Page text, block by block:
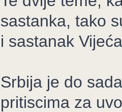
sastanka, tako
i sastanak
Srbija je do
pritiscima za